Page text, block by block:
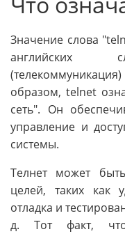
Значение слова
английских
образом, telnet
сеть". Он
управление и
системы.
Телнет может
целей, таких как
отладка и
д. Тот факт,